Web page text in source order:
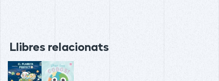
Llibres relacionats